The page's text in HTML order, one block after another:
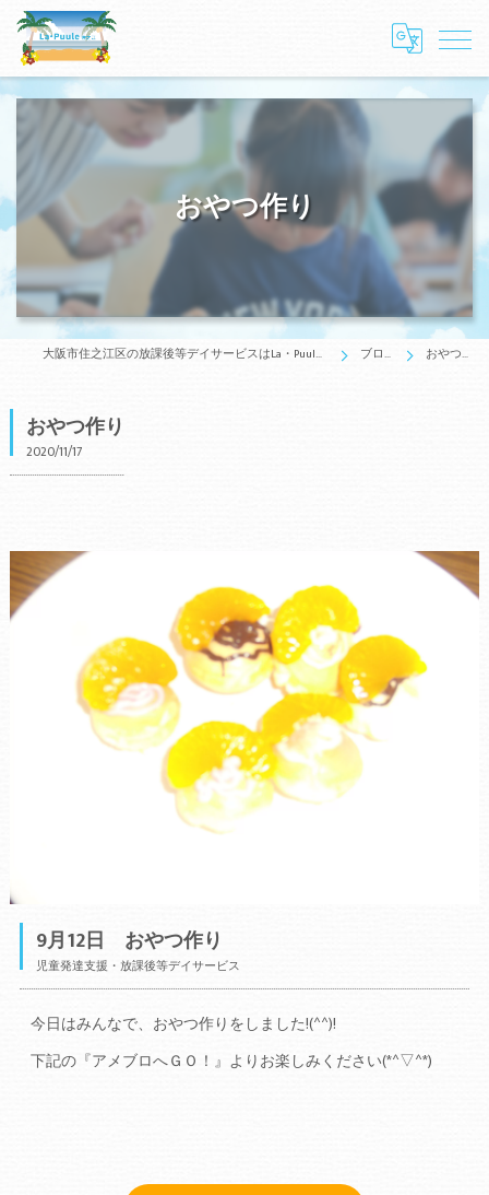
おやつ作り
大阪市住之江区の放課後等デイサービスはLa・Puule 住之江 ブログ おやつ作り
おやつ作り
2020/11/17
9月12日 おやつ作り
児童発達支援・放課後等デイサービス
今日はみんなで、おやつ作りをしました!(^^)!
下記の『アメブロへＧＯ！』よりお楽しみください(*^▽^*)